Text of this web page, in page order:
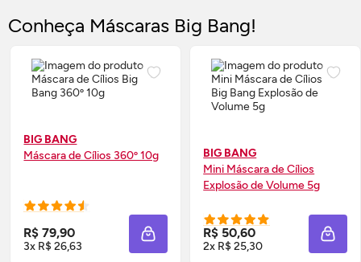
Conheça Máscaras Big Bang!
BIG BANG
Máscara de Cílios 360º 10g
R$ 79,90
3x R$ 26,63 ADICIONAR À SACOLA
BIG BANG
Mini Máscara de Cílios
Explosão de Volume 5g
R$ 50,60
2x R$ 25,30